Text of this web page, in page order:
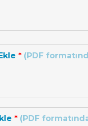
* (PDF
* (PDF